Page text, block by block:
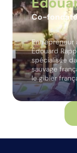
Co-
Entrepreneur
Édouard
spécialisée
sauvage
le gibier